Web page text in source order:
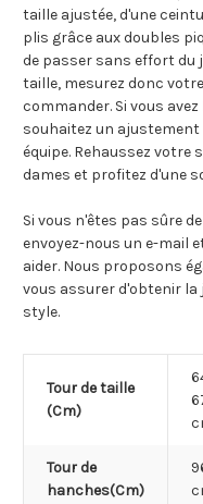
taille ajustée, d'une
plis grâce aux doubles
de passer sans effort du
taille, mesurez donc
commander. Si vous
souhaitez un
équipe. Rehaussez votre
dames et profitez d'une
Si vous n'êtes pas sûre
envoyez-nous un e-mail
aider. Nous proposons
vous assurer d'obtenir la
style.
Tour de taille
(Cm)
Tour de
hanches(Cm)